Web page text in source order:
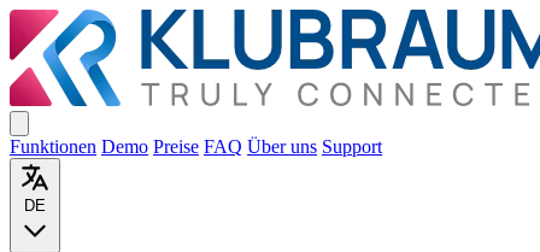
Funktionen Demo Preise FAQ Über uns Support
DE